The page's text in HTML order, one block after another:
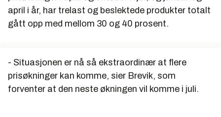
april i år, har trelast og beslektede produkter totalt
gått opp med mellom 30 og 40 prosent.
- Situasjonen er nå så ekstraordinær at flere
prisøkninger kan komme, sier Brevik, som
forventer at den neste økningen vil komme i juli.